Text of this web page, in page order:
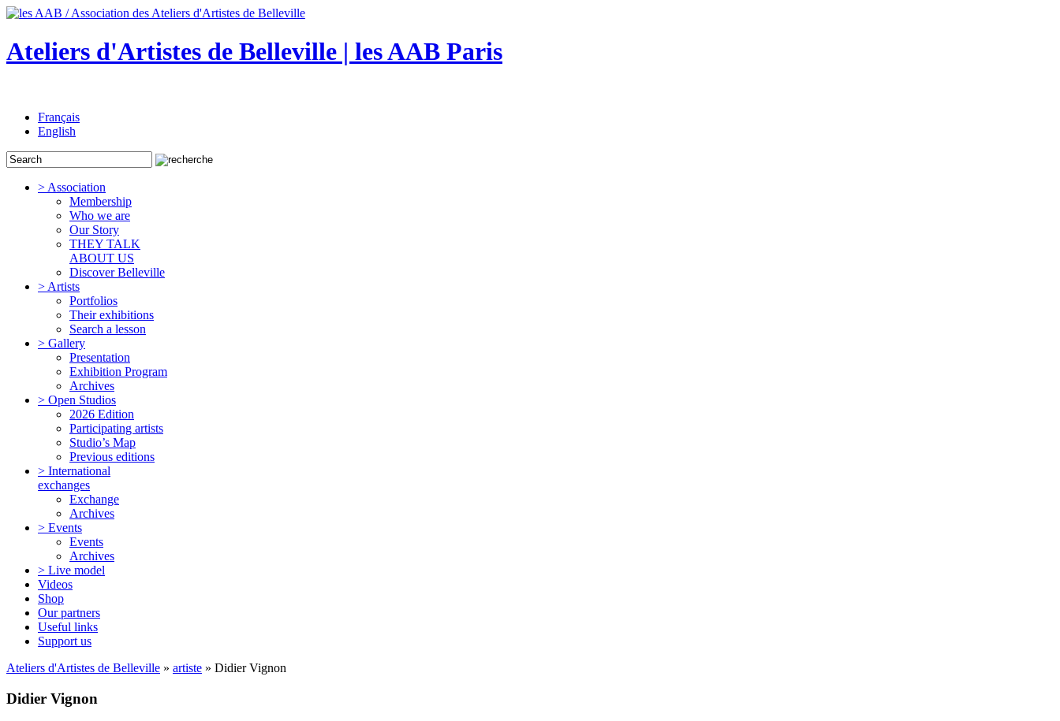
Ateliers d'Artistes de Belleville | les AAB Paris
Français
English
> Association
Membership
Who we are
Our Story
THEY TALK
ABOUT US
Discover Belleville
> Artists
Portfolios
Their exhibitions
Search a lesson
> Gallery
Presentation
Exhibition Program
Archives
> Open Studios
2026 Edition
Participating artists
Studio’s Map
Previous editions
> International
exchanges
Exchange
Archives
> Events
Events
Archives
> Live model
Videos
Shop
Our partners
Useful links
Support us
Ateliers d'Artistes de Belleville » artiste » Didier Vignon
Didier Vignon